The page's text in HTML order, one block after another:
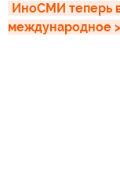
ИноСМИ теперь
международное